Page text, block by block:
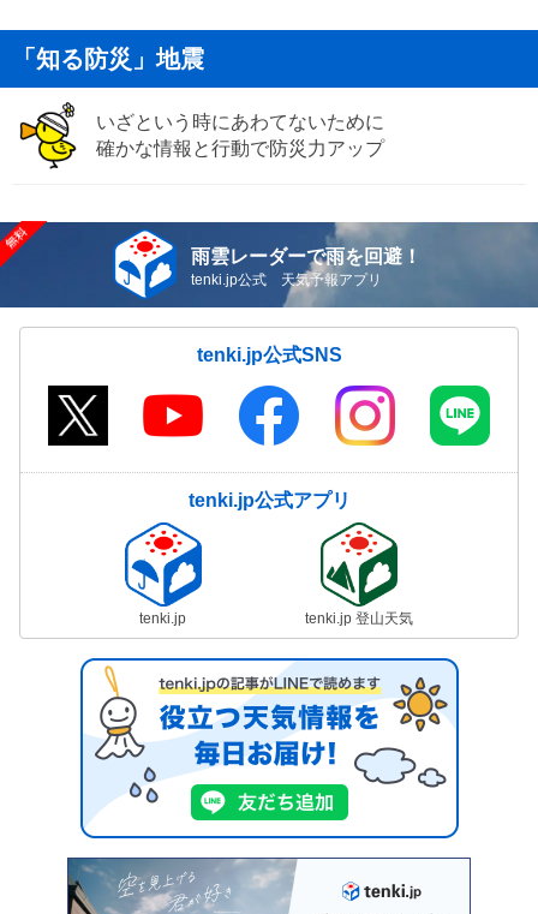
「知る防災」地震
いざという時にあわてないために
確かな情報と行動で防災力アップ
雨雲レーダーで雨を回避！
tenki.jp公式 天気予報アプリ
tenki.jp公式SNS
tenki.jp公式アプリ
tenki.jp tenki.jp 登山天気